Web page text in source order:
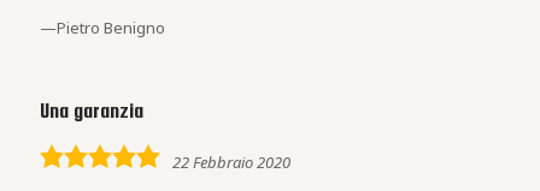
Pietro Benigno
Una garanzia
5,0
22 Febbraio 2020